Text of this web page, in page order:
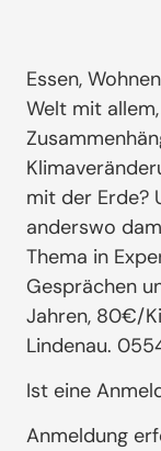
Essen,
Welt mit
mit der Erde?
anderswo
Thema in
Gesprächen
Jahren, 80€/
Lindenau.
Ist eine
Anmeldung